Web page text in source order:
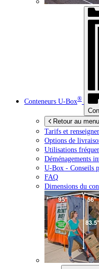
Conteneurs U-Box®
Retour au
Tarifs et
Options de
Utilisations
Déménagements
U-Box - Conseils
FAQ
Dimensions du